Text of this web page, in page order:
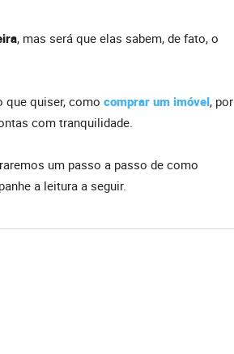
, mas será que elas sabem, de fato, o
que quiser, como comprar um imóvel, por
com tranquilidade.
um passo a passo de como
a leitura a seguir.